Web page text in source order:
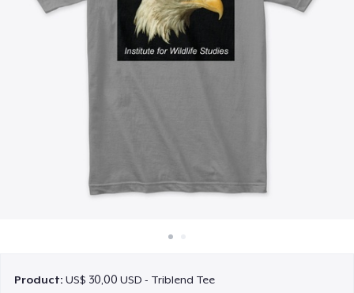
Verkoop overal
Product:US$ 30,00 USD - Triblend Tee